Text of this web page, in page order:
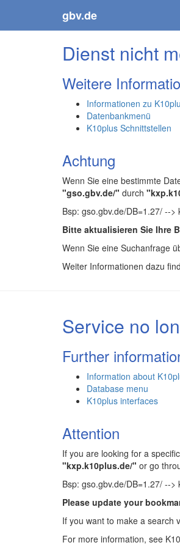
gbv.de
Dienst nicht
Weitere
Informationen zu
Datenbankmenü
K10plus Schnittstellen
Achtung
Wenn Sie eine bestimmte
"gso.gbv.de/" durch
Bsp: gso.gbv.de/DB=1.27/ --
Bitte aktualisieren Sie Ihre
Wenn Sie eine Suchanfrage
Weiter Informationen dazu
Service no
Further
Information about
Database menu
K10plus interfaces
Attention
If you are looking for a
"kxp.k10plus.de/" or go
Bsp: gso.gbv.de/DB=1.27/ --
Please update your
If you want to make a search
For more information, see